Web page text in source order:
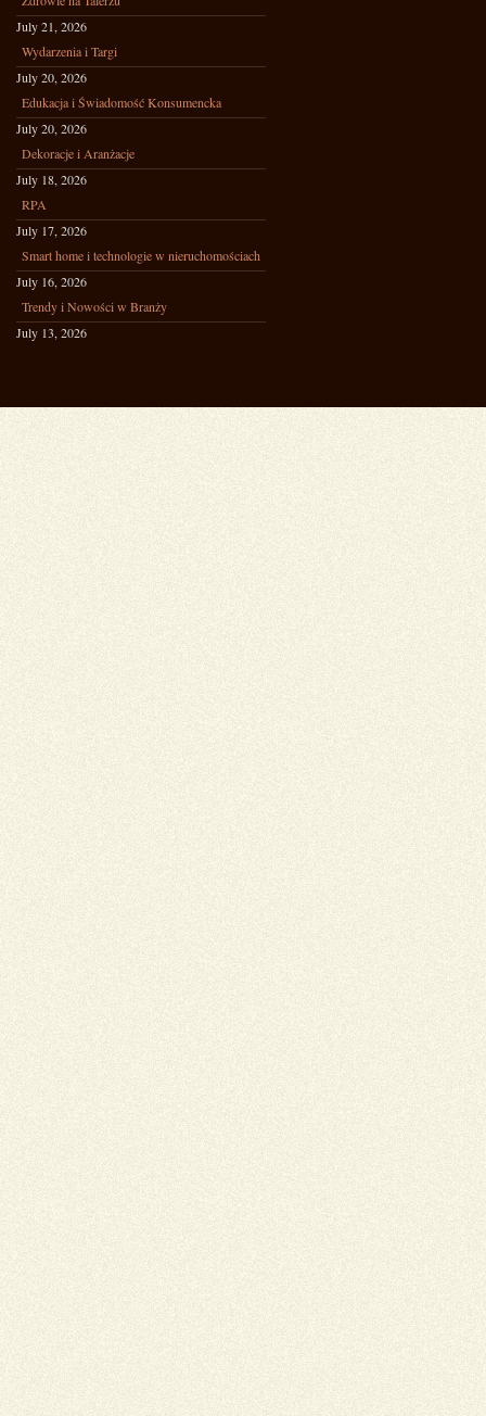
July 21, 2026
Wydarzenia i Targi
July 20, 2026
Edukacja i Świadomość Konsumencka
July 20, 2026
Dekoracje i Aranżacje
July 18, 2026
RPA
July 17, 2026
Smart home i technologie w nieruchomościach
July 16, 2026
Trendy i Nowości w Branży
July 13, 2026